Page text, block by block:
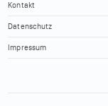
Kontakt
Datenschutz
Impressum